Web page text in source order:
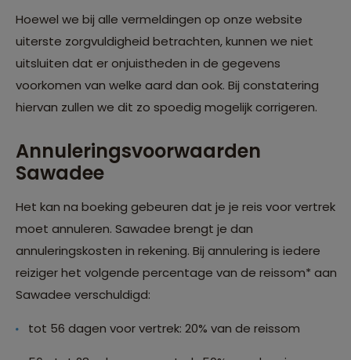
Hoewel we bij alle vermeldingen op onze website
uiterste zorgvuldigheid betrachten, kunnen we niet
uitsluiten dat er onjuistheden in de gegevens
voorkomen van welke aard dan ook. Bij constatering
hiervan zullen we dit zo spoedig mogelijk corrigeren.
Annuleringsvoorwaarden
Sawadee
Het kan na boeking gebeuren dat je je reis voor vertrek
moet annuleren. Sawadee brengt je dan
annuleringskosten in rekening. Bij annulering is iedere
reiziger het volgende percentage van de reissom* aan
Sawadee verschuldigd:
tot 56 dagen voor vertrek: 20% van de reissom